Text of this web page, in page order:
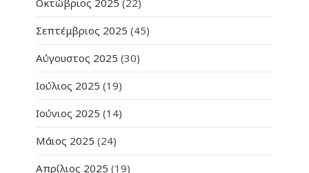
Οκτώβριος 2025 (22)
Σεπτέμβριος 2025 (45)
Αύγουστος 2025 (30)
Ιούλιος 2025 (19)
Ιούνιος 2025 (14)
Μάιος 2025 (24)
Απρίλιος 2025 (19)